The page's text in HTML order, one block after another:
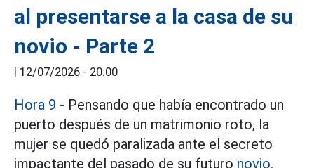
al presentarse a la casa de su
novio - Parte 2
| 12/07/2026 - 20:00
Hora 9 - Pensando que había encontrado un
puerto después de un matrimonio roto, la
mujer se quedó paralizada ante el secreto
impactante del pasado de su futuro novio.